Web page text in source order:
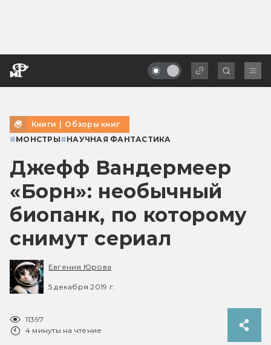
Книги | Обзоры книг
#МОНСТРЫ#НАУЧНАЯ ФАНТАСТИКА
Джефф Вандермеер
«Борн»: необычный
биопанк, по которому
снимут сериал
Евгения Юрова
5 декабря 2019 г.
11397
4 минуты на чтение